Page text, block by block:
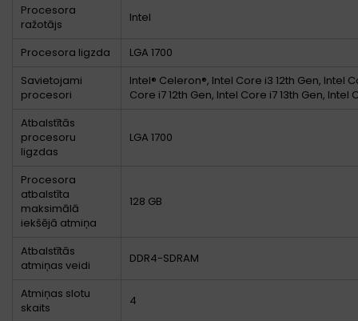
Procesora
ražotājs
Intel
Procesora ligzda
LGA 1700
Savietojami
procesori
Intel® Celeron®, Intel Core i3 12th Gen, Intel
Core i7 12th Gen, Intel Core i7 13th Gen,
Atbalstītās
procesoru
ligzdas
LGA 1700
Procesora
atbalstīta
maksimālā
iekšējā atmiņa
128 GB
Atbalstītās
atmiņas veidi
DDR4-SDRAM
Atmiņas slotu
skaits
4